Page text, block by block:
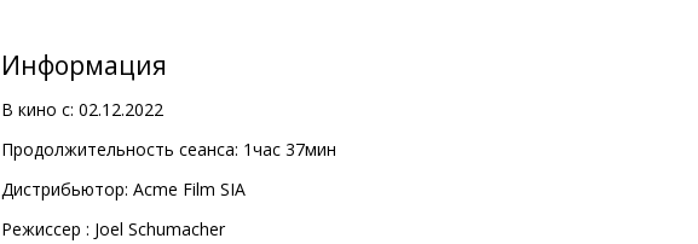
Информация
В кино с: 02.12.2022
Продолжительность сеанса: 1час 37мин
Дистрибьютор: Acme Film SIA
Pежиссер : Joel Schumacher